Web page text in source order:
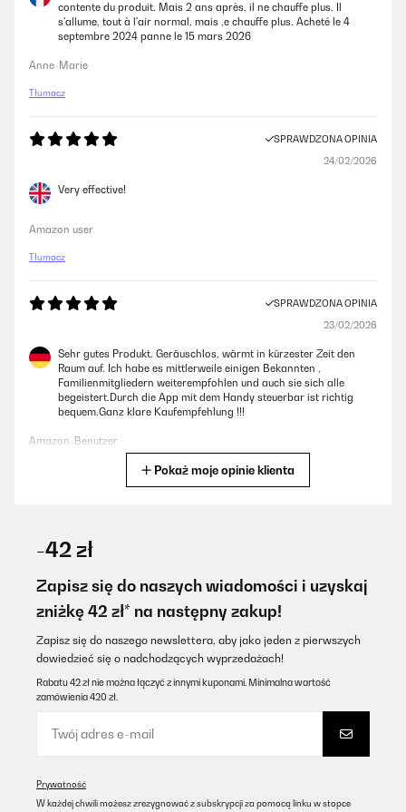
contente du produit. Mais 2 ans après, il ne chauffe plus. Il
s'allume, tout à l'air normal, mais ,e chauffe plus. Acheté le 4
septembre 2024 panne le 15 mars 2026
Anne-Marie
Tłumacz
SPRAWDZONA OPINIA
24/02/2026
Very effective!
Amazon user
Tłumacz
SPRAWDZONA OPINIA
23/02/2026
Sehr gutes Produkt. Geräuschlos, wärmt in kürzester Zeit den
Raum auf. Ich habe es mittlerweile einigen Bekannten ,
Familienmitgliedern weiterempfohlen und auch sie sich alle
begeistert.Durch die App mit dem Handy steuerbar ist richtig
bequem.Ganz klare Kaufempfehlung !!!
Amazon-Benutzer
Eladás utáni szerviz is jó .
Köszönettel
10grad hat, habe ich drinnen meine 20Grad. Die mir absolut
reichen. Würde ich jedem empfehlen, und auch immer wieder
Pokaż moje opinie klienta
-42 zł
Zapisz się do naszych wiadomości i uzyskaj
zniżkę 42 zł* na następny zakup!
Zapisz się do naszego newslettera, aby jako jeden z pierwszych
dowiedzieć się o nadchodzących wyprzedażach!
Rabatu 42 zł nie można łączyć z innymi kuponami. Minimalna wartość
zamówienia 420 zł.
Prywatność
W każdej chwili możesz zrezygnować z subskrypcji za pomocą linku w stopce